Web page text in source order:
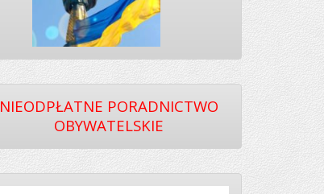
NIEODPŁATNE PORADNICTWO
OBYWATELSKIE